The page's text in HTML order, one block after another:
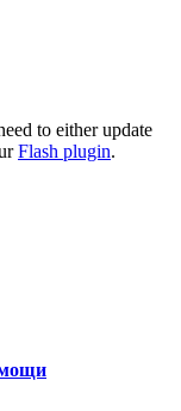
to either update
Flash plugin.